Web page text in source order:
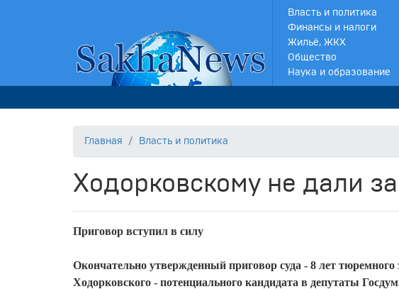
Власть и политика
Финансы и налоги
Жильё, ЖКХ
Общество
Наука и образование
Главная Власть и политика
Ходорковскому не дали
Приговор вступил в силу
Окончательно утвержденный приговор суда - 8 лет
Ходорковского - потенциального кандидата в депутаты